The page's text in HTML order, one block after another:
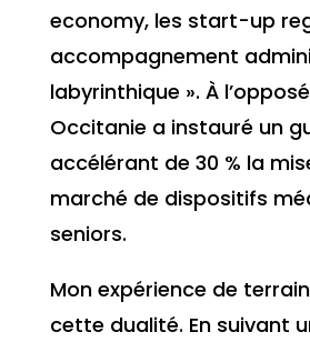
economy, les start-up
accompagnement
labyrinthique ». À
Occitanie a instauré un
accélérant de 30 % la
marché de dispositifs
seniors.
Mon expérience de
cette dualité. En suivant